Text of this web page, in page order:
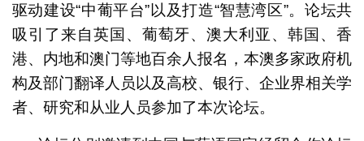
驱动建设“中葡平台”以及打造“智慧湾区”。论坛共
吸引了来自英国、葡萄牙、澳大利亚、韩国、香
港、内地和澳门等地百余人报名，本澳多家政府机
构及部门翻译人员以及高校、银行、企业界相关学
者、研究和从业人员参加了本次论坛。